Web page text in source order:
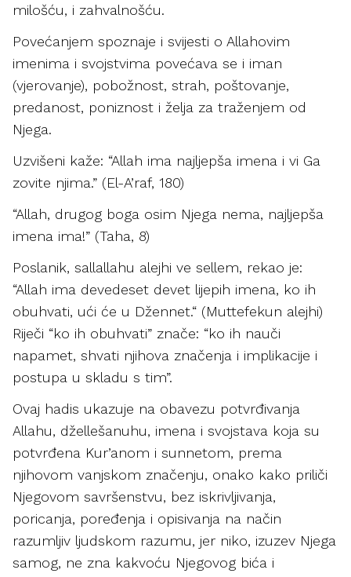
milošću, i zahvalnošću.
Povećanjem spoznaje i svijesti o Allahovim
imenima i svojstvima povećava se i iman
(vjerovanje), pobožnost, strah, poštovanje,
predanost, poniznost i želja za traženjem od
Njega.
Uzvišeni kaže: “Allah ima najljepša imena i vi Ga
zovite njima.” (El-A’raf, 180)
“Allah, drugog boga osim Njega nema, najljepša
imena ima!” (Taha, 8)
Poslanik, sallallahu alejhi ve sellem, rekao je:
“Allah ima devedeset devet lijepih imena, ko ih
obuhvati, ući će u Džennet.“ (Muttefekun alejhi)
Riječi “ko ih obuhvati” znače: “ko ih nauči
napamet, shvati njihova značenja i implikacije i
postupa u skladu s tim”.
Ovaj hadis ukazuje na obavezu potvrđivanja
Allahu, džellešanuhu, imena i svojstava koja su
potvrđena Kur’anom i sunnetom, prema
njihovom vanjskom značenju, onako kako priliči
Njegovom savršenstvu, bez iskrivljivanja,
poricanja, poređenja i opisivanja na način
razumljiv ljudskom razumu, jer niko, izuzev Njega
samog, ne zna kakvoću Njegovog bića i